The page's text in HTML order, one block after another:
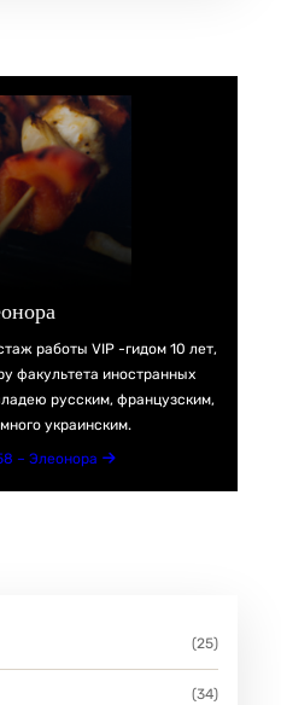
работы VIP -гидом 10 лет,
факультета иностранных
русским, французским,
украинским.
– Элеонора
(25)
(34)